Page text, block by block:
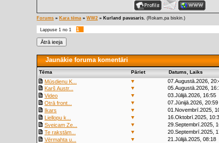
Forums » Kara tēma » WW2 » Kurland pavasaris. (Rokam,pa biskin.)
Lappuse 1 no 1 1
Jaunākie foruma komentāri
Tēma Pāriet Datums, Laiks
Mūsdienu K... ▼
07.Augustā.2026,
Karš Austr...
▼
05.Augustā.2026,
Video
▼
03.Jūlijā.2026, 16:55
Otrā front...
▼
07.Jūnijā.2026, 20:59
Ikars
▼
01.Novembrī.2025,
Liellopu k...
▼
16.Oktobrī.2025,
Sveicam Ze...
▼
29.Septembrī.2025,
Te rakstām...
▼
20.Septembrī.2025,
Vērmahta u...
▼
21.Jūlijā.2025, 08:18